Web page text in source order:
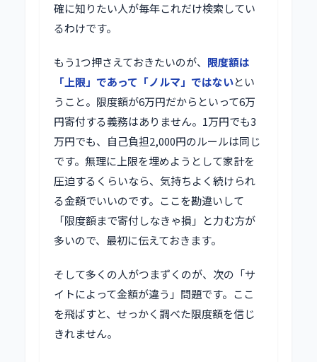
確に知りたい人が毎年これだけ検索してい
るわけです。
もう1つ押さえておきたいのが、 限度額は
「上限」であって「ノルマ」ではないとい
うこと。限度額が6万円だからといって6万
円寄付する義務はありません。1万円でも3
万円でも、自己負担2,000円のルールは同じ
です。無理に上限を埋めようとして家計を
圧迫するくらいなら、気持ちよく続けられ
る金額でいいのです。ここを勘違いして
「限度額まで寄付しなきゃ損」と力む方が
多いので、最初に伝えておきます。
そして多くの人がつまずくのが、次の「サ
イトによって金額が違う」問題です。ここ
を飛ばすと、せっかく調べた限度額を信じ
きれません。